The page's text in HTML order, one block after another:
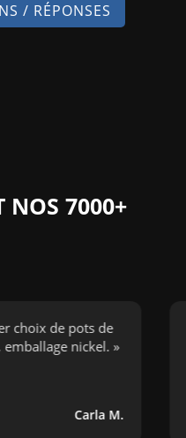
/ RÉPONSES
NOS 7000+
de pots de
nickel. »
Carla M.